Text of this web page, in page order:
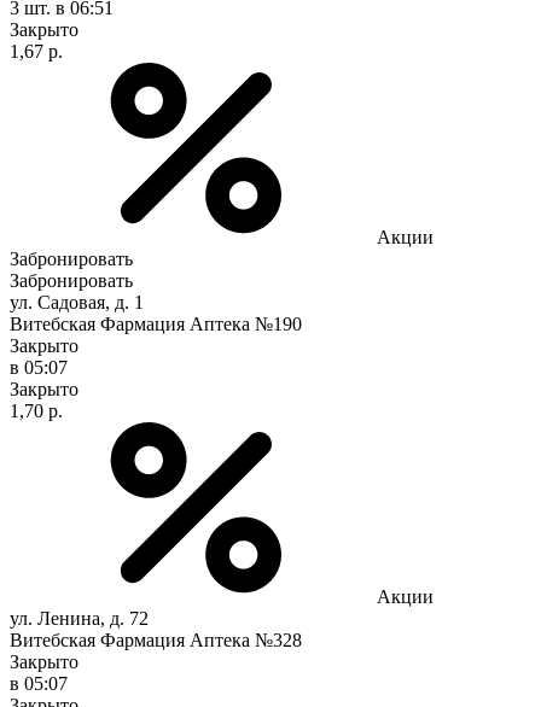
3 шт. в 06:51
Закрыто
1,67 р.
Акции
Забронировать
Забронировать
ул. Садовая, д. 1
Витебская Фармация Аптека №190
Закрыто
в 05:07
Закрыто
1,70 р.
Акции
ул. Ленина, д. 72
Витебская Фармация Аптека №328
Закрыто
в 05:07